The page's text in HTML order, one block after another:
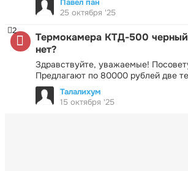
Павел пан
25 октября '25
Термокамера КТД-500 черный
нет?
Здравствуйте, уважаемые!
Предлагают по 80000 рублей две
2
Талалихум
15 октября '25